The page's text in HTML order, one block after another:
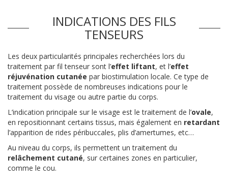
INDICATIONS DES FILS
TENSEURS
Les deux particularités principales recherchées lors du
traitement par fil tenseur sont l’effet liftant, et l’effet
réjuvénation cutanée par biostimulation locale. Ce type de
traitement possède de nombreuses indications pour le
traitement du visage ou autre partie du corps.
L’indication principale sur le visage est le traitement de l’ovale,
en repositionnant certains tissus, mais également en retardant
l’apparition de rides péribuccales, plis d’amertumes, etc…
Au niveau du corps, ils permettent un traitement du
relâchement cutané, sur certaines zones en particulier,
comme le cou.